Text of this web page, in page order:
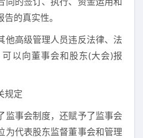
的真实性。
他高级管理人员违反法律、法
以向董事会和股东(大会)报
规定
监事会制度，还赋予了监事会
为代表股东监督董事会和管理